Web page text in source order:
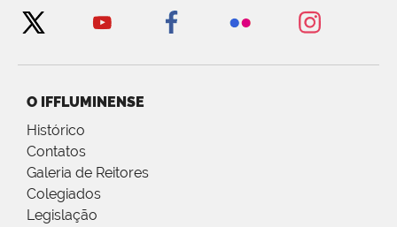
O IFFLUMINENSE
Histórico
Contatos
Galeria de Reitores
Colegiados
Legislação